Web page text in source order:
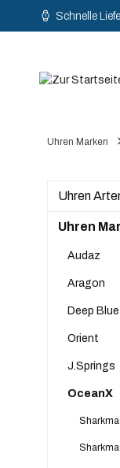
Zur
Schnelle
Uhren Marken
Uhren
Uhren
Audaz
Aragon
Deep Blue
Orient
J.Springs
OceanX